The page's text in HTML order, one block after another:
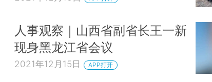
人事观察｜山西省副省长王一新
现身黑龙江省会议
2021年12月15日 APP打开